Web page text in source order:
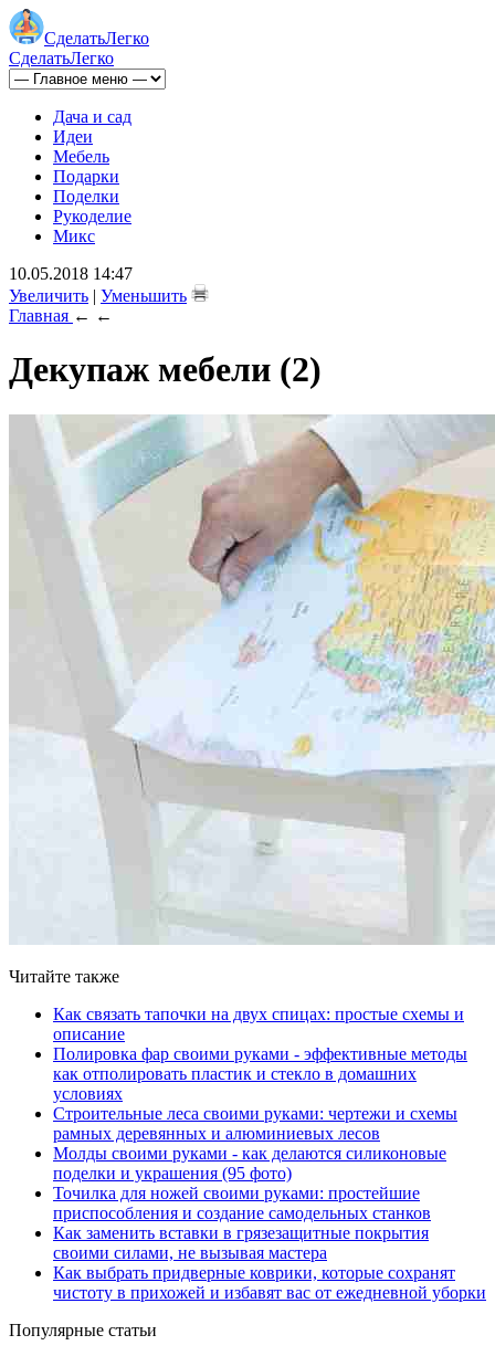
СделатьЛегко
СделатьЛегко
Дача и сад
Идеи
Мебель
Подарки
Поделки
Рукоделие
Микс
10.05.2018 14:47
Увеличить | Уменьшить
Главная ← ←
Декупаж мебели (2)
Читайте также
Как связать тапочки на двух спицах: простые схемы и
описание
Полировка фар своими руками - эффективные методы
как отполировать пластик и стекло в домашних
условиях
Строительные леса своими руками: чертежи и схемы
рамных деревянных и алюминиевых лесов
Молды своими руками - как делаются силиконовые
поделки и украшения (95 фото)
Точилка для ножей своими руками: простейшие
приспособления и создание самодельных станков
Как заменить вставки в грязезащитные покрытия
своими силами, не вызывая мастера
Как выбрать придверные коврики, которые сохранят
чистоту в прихожей и избавят вас от ежедневной уборки
Популярные статьи